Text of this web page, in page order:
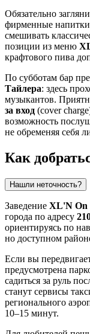
Обязательно
фирменные
смешивать
позиции из меню
крафтового пива
По субботам бар
Тайлера: здесь
музыкантов.
за вход (cover
возможность
не обременяя себя
Как
Нашли неточность?
Заведение XL'N On
города по адресу
ориентируясь по
но доступном
Если вы
предусмотрена
садиться за руль
станут сервисы
регионального
10–15 минут.